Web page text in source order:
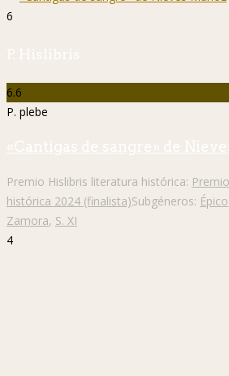
6
P. Hislibris
6.6
P. plebe
«Cantigas de sangre» de
Premio Hislibris literatura histórica:
histórica 2024 (finalista)Subgéneros: Épico
Zamora, S. XI
4